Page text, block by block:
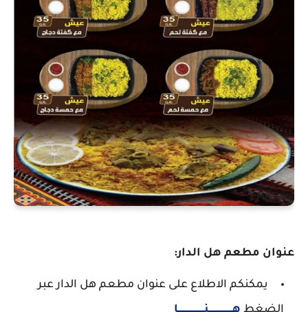
عنوان مطعم هل الدار:
يمكنكم الاطلاع على عنوان مطعم هل الدار عبر